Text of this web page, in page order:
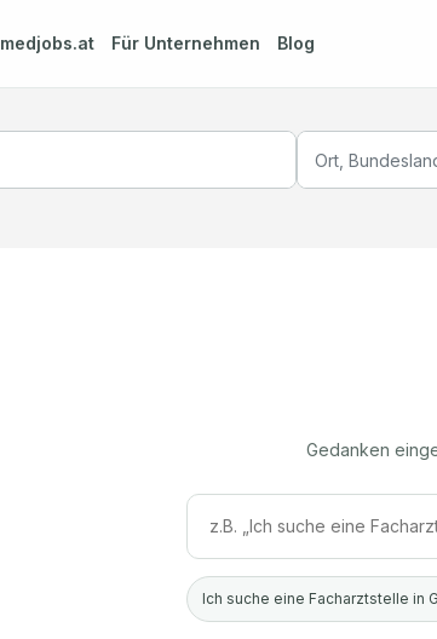
medjobs.at Für Unternehmen Blog
Gedanken
Ich suche eine Facharztstelle in